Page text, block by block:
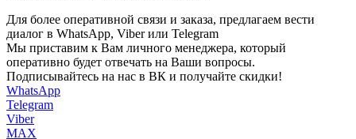
Для более оперативной связи и заказа, предлагаем вести
диалог в WhatsApp, Viber или Telegram
Мы приставим к Вам личного менеджера, который
оперативно будет отвечать на Ваши вопросы.
Подписывайтесь на нас в ВК и получайте скидки!
WhatsApp
Telegram
Viber
MAX